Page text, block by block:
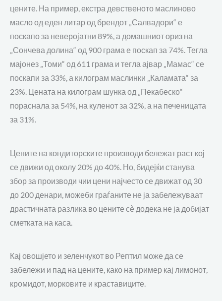
цените. На пример, екстра девственото маслиново
масло од еден литарод брендот „Салвадори“ е
поскапо за неверојатни 89%, а домашниот ориз на
„Сончева долина“ од 900 грама е поскап за 74%.Тегла
мајонез „Томи“ од 611 грама и тегла ајвар „Мамас“ се
поскапи за 33%, а килограм маслинки „Каламата“ за
23%. Цената на килограм шунка од „Пекабеско“
пораснала за 54%, на куленот за 32%, а на печеницата
за 31%.
Цените на кондиторските производи бележат раст кој
се движи од околу 20% до 40%. Но, бидејќи станува
збор за производи чии цени најчесто се движат од 30
до 200 денари, можеби граѓаните не ја забележуваат
драстичната разлика во цените сѐ додека не ја добијат
сметката на каса.
Кај овошјето и зеленчукот во Рептил може да се
забележи и пад на цените, како на пример кај лимонот,
кромидот, морковите и краставиците.